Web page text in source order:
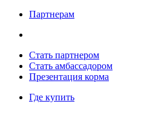
Партнерам
Стать партнером
Стать амбассадором
Презентация корма
Где купить